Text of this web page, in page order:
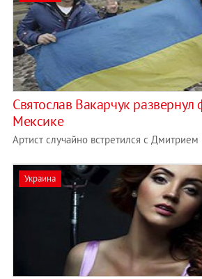
Святослав Вакарчук развернул
Мексике
Артист случайно встретился с
Украина